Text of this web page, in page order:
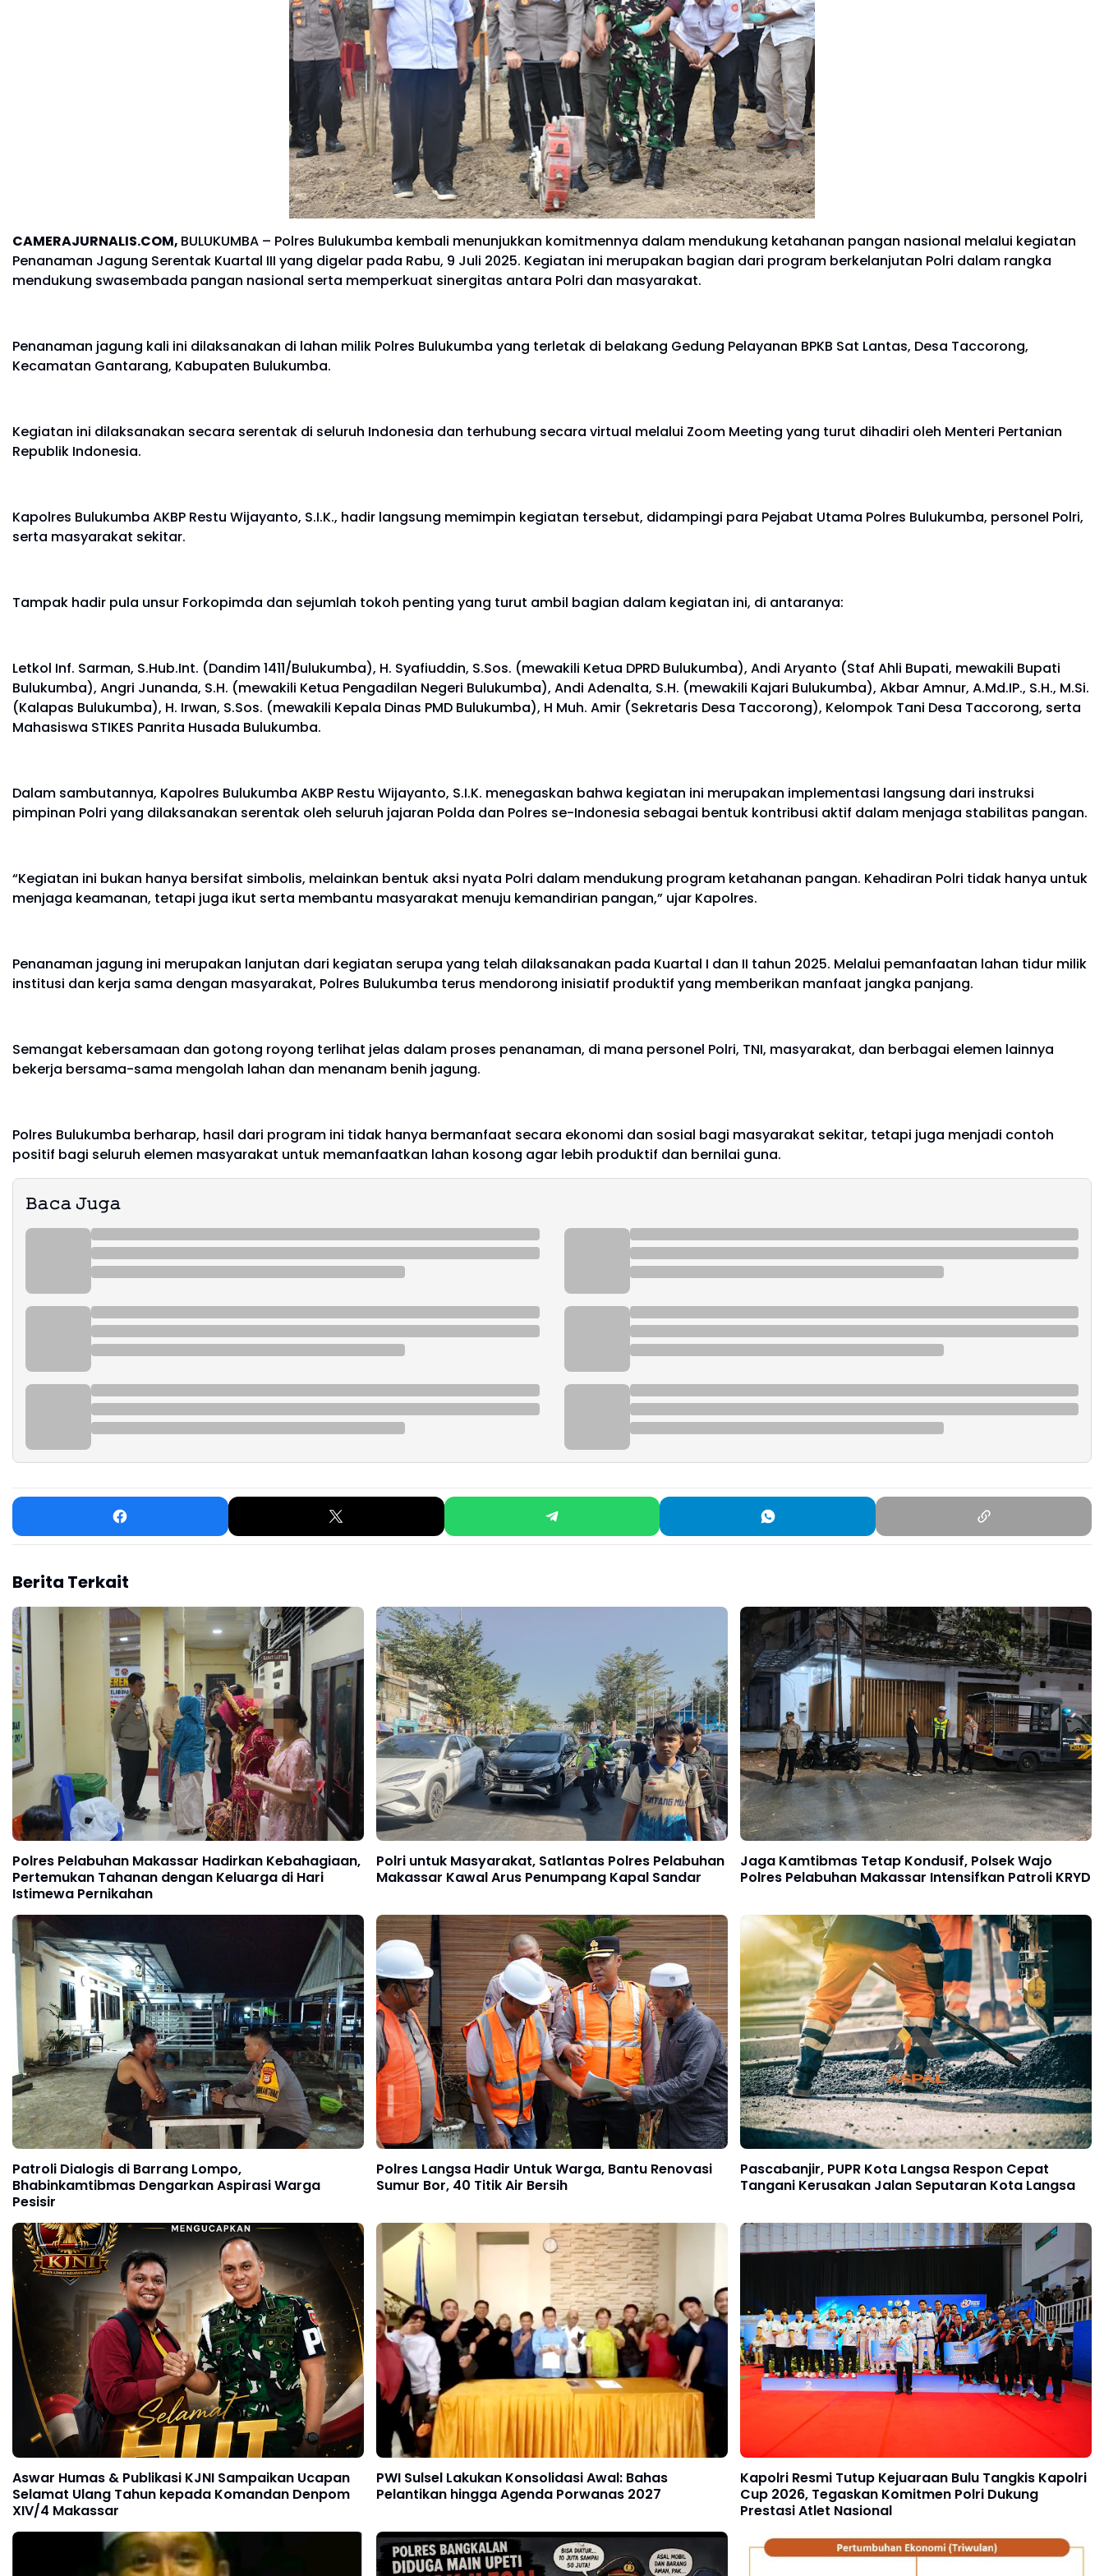
CAMERAJURNALIS.COM, BULUKUMBA – Polres Bulukumba kembali menunjukkan komitmennya dalam mendukung ketahanan pangan nasional melalui kegiatan
Penanaman Jagung Serentak Kuartal III yang digelar pada Rabu, 9 Juli 2025. Kegiatan ini merupakan bagian dari program berkelanjutan Polri dalam rangka
mendukung swasembada pangan nasional serta memperkuat sinergitas antara Polri dan masyarakat.
Penanaman jagung kali ini dilaksanakan di lahan milik Polres Bulukumba yang terletak di belakang Gedung Pelayanan BPKB Sat Lantas, Desa Taccorong,
Kecamatan Gantarang, Kabupaten Bulukumba.
Kegiatan ini dilaksanakan secara serentak di seluruh Indonesia dan terhubung secara virtual melalui Zoom Meeting yang turut dihadiri oleh Menteri Pertanian
Republik Indonesia.
Kapolres Bulukumba AKBP Restu Wijayanto, S.I.K., hadir langsung memimpin kegiatan tersebut, didampingi para Pejabat Utama Polres Bulukumba, personel Polri,
serta masyarakat sekitar.
Tampak hadir pula unsur Forkopimda dan sejumlah tokoh penting yang turut ambil bagian dalam kegiatan ini, di antaranya:
Letkol Inf. Sarman, S.Hub.Int. (Dandim 1411/Bulukumba), H. Syafiuddin, S.Sos. (mewakili Ketua DPRD Bulukumba), Andi Aryanto (Staf Ahli Bupati, mewakili Bupati
Bulukumba), Angri Junanda, S.H. (mewakili Ketua Pengadilan Negeri Bulukumba), Andi Adenalta, S.H. (mewakili Kajari Bulukumba), Akbar Amnur, A.Md.IP., S.H., M.Si.
(Kalapas Bulukumba), H. Irwan, S.Sos. (mewakili Kepala Dinas PMD Bulukumba), H Muh. Amir (Sekretaris Desa Taccorong), Kelompok Tani Desa Taccorong, serta
Mahasiswa STIKES Panrita Husada Bulukumba.
Dalam sambutannya, Kapolres Bulukumba AKBP Restu Wijayanto, S.I.K. menegaskan bahwa kegiatan ini merupakan implementasi langsung dari instruksi
pimpinan Polri yang dilaksanakan serentak oleh seluruh jajaran Polda dan Polres se-Indonesia sebagai bentuk kontribusi aktif dalam menjaga stabilitas pangan.
“Kegiatan ini bukan hanya bersifat simbolis, melainkan bentuk aksi nyata Polri dalam mendukung program ketahanan pangan. Kehadiran Polri tidak hanya untuk
menjaga keamanan, tetapi juga ikut serta membantu masyarakat menuju kemandirian pangan,” ujar Kapolres.
Penanaman jagung ini merupakan lanjutan dari kegiatan serupa yang telah dilaksanakan pada Kuartal I dan II tahun 2025. Melalui pemanfaatan lahan tidur milik
institusi dan kerja sama dengan masyarakat, Polres Bulukumba terus mendorong inisiatif produktif yang memberikan manfaat jangka panjang.
Semangat kebersamaan dan gotong royong terlihat jelas dalam proses penanaman, di mana personel Polri, TNI, masyarakat, dan berbagai elemen lainnya
bekerja bersama-sama mengolah lahan dan menanam benih jagung.
Polres Bulukumba berharap, hasil dari program ini tidak hanya bermanfaat secara ekonomi dan sosial bagi masyarakat sekitar, tetapi juga menjadi contoh
positif bagi seluruh elemen masyarakat untuk memanfaatkan lahan kosong agar lebih produktif dan bernilai guna.
𝙱𝚊𝚌𝚊 𝙹𝚞𝚐𝚊
Berita Terkait
Polres Pelabuhan Makassar Hadirkan Kebahagiaan,
Pertemukan Tahanan dengan Keluarga di Hari
Istimewa Pernikahan
Polri untuk Masyarakat, Satlantas Polres Pelabuhan
Makassar Kawal Arus Penumpang Kapal Sandar
Jaga Kamtibmas Tetap Kondusif, Polsek Wajo
Polres Pelabuhan Makassar Intensifkan Patroli KRYD
Patroli Dialogis di Barrang Lompo,
Bhabinkamtibmas Dengarkan Aspirasi Warga
Pesisir
Polres Langsa Hadir Untuk Warga, Bantu Renovasi
Sumur Bor, 40 Titik Air Bersih
Pascabanjir, PUPR Kota Langsa Respon Cepat
Tangani Kerusakan Jalan Seputaran Kota Langsa
Aswar Humas & Publikasi KJNI Sampaikan Ucapan
Selamat Ulang Tahun kepada Komandan Denpom
XIV/4 Makassar
PWI Sulsel Lakukan Konsolidasi Awal: Bahas
Pelantikan hingga Agenda Porwanas 2027
Kapolri Resmi Tutup Kejuaraan Bulu Tangkis Kapolri
Cup 2026, Tegaskan Komitmen Polri Dukung
Prestasi Atlet Nasional